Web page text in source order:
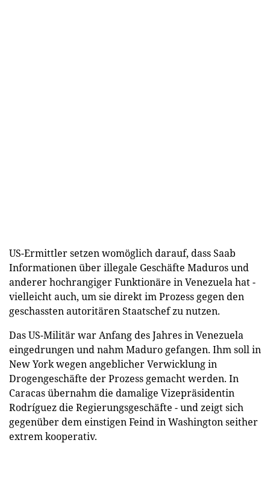
US-Ermittler setzen womöglich darauf, dass Saab
Informationen über illegale Geschäfte Maduros und
anderer hochrangiger Funktionäre in Venezuela hat -
vielleicht auch, um sie direkt im Prozess gegen den
geschassten autoritären Staatschef zu nutzen.
Das US-Militär war Anfang des Jahres in Venezuela
eingedrungen und nahm Maduro gefangen. Ihm soll in
New York wegen angeblicher Verwicklung in
Drogengeschäfte der Prozess gemacht werden. In
Caracas übernahm die damalige Vizepräsidentin
Rodríguez die Regierungsgeschäfte - und zeigt sich
gegenüber dem einstigen Feind in Washington seither
extrem kooperativ.